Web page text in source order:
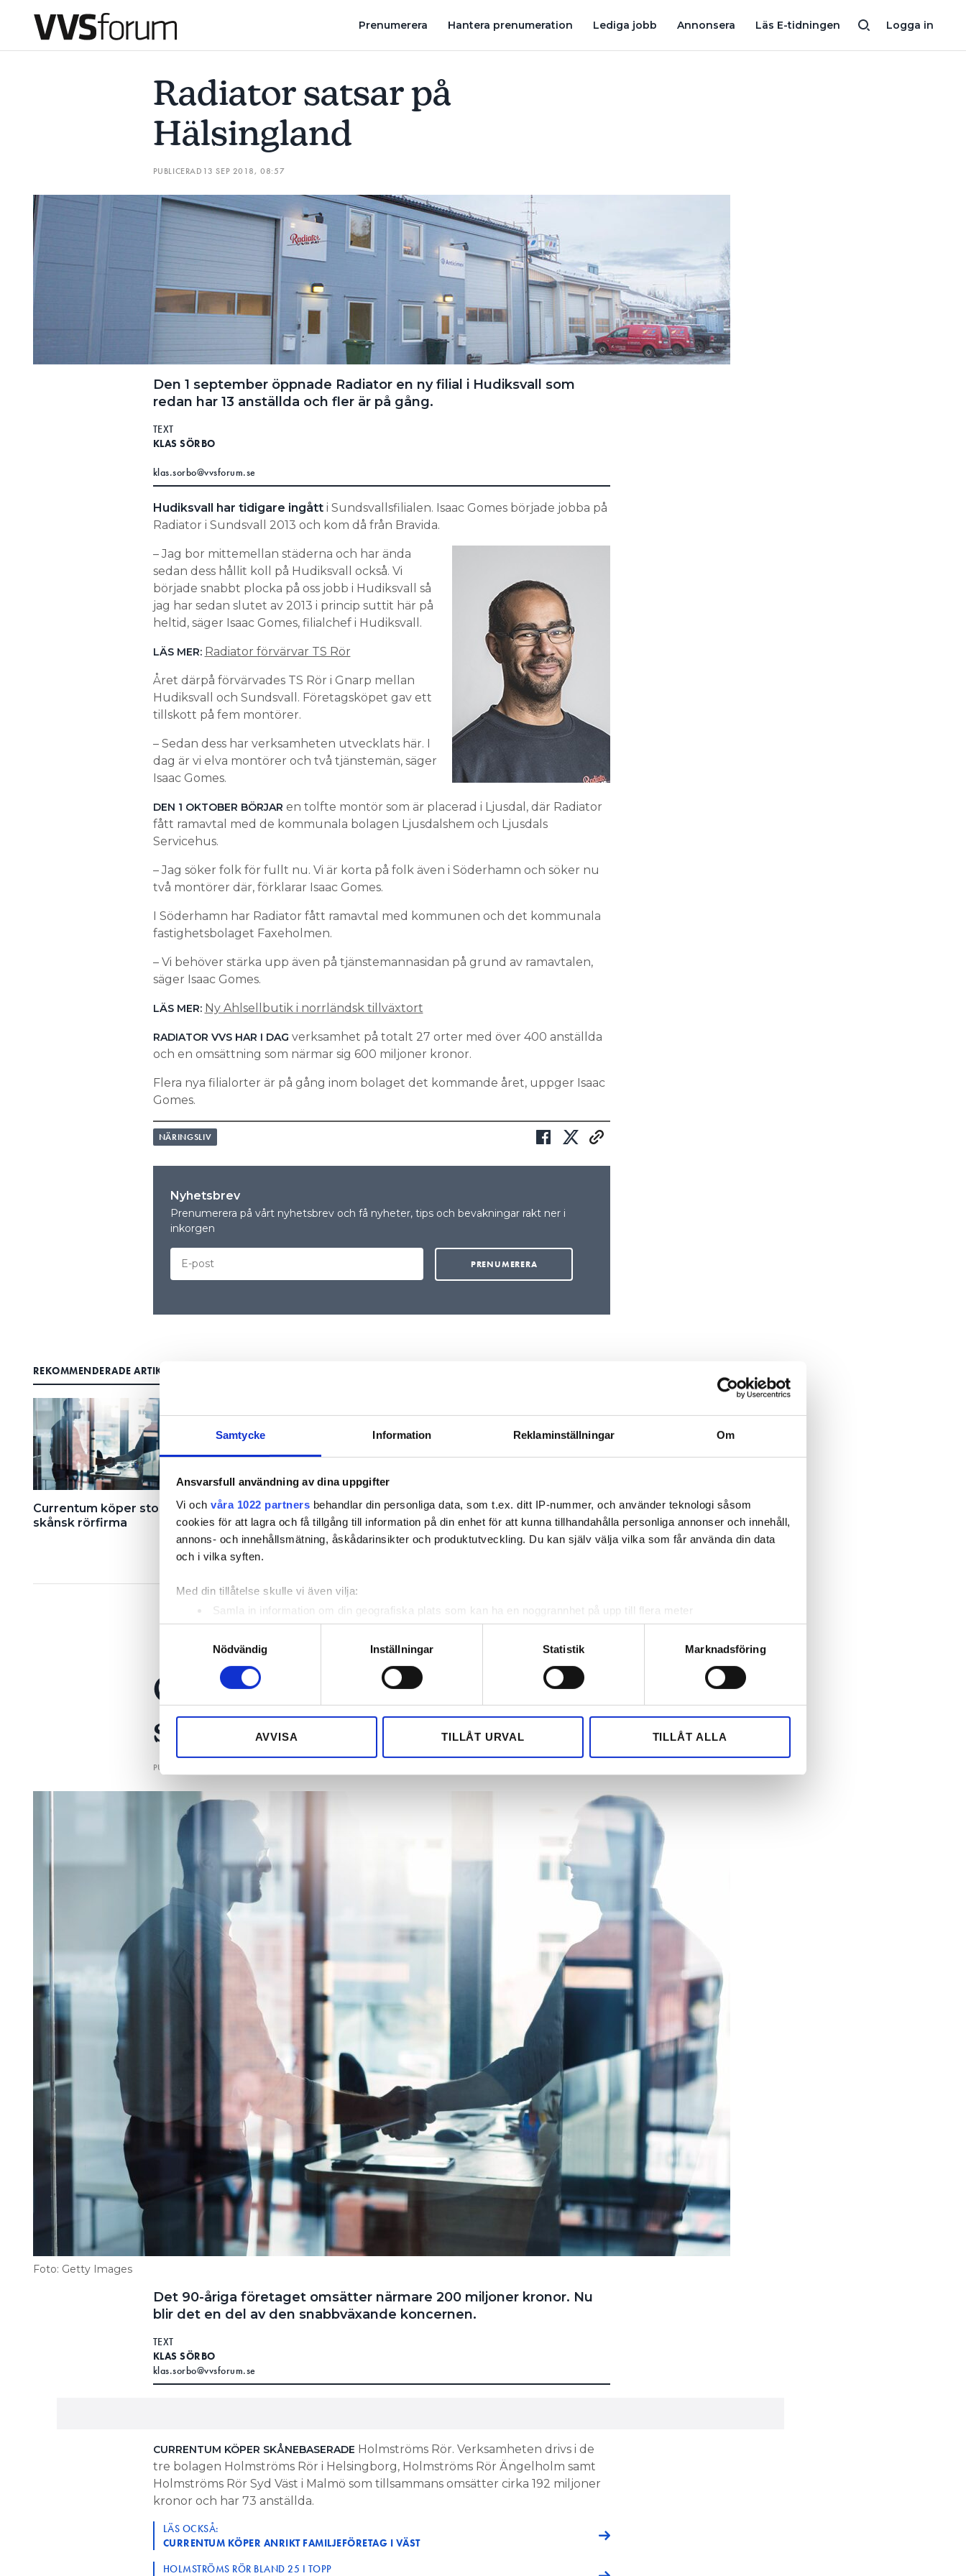
Samtycke Information Reklaminställningar Om
Ansvarsfull användning av dina uppgifter
Vi och våra 1022 partners behandlar din personliga data, som t.ex. ditt IP-nummer, och använder teknologi såsom
cookies för att lagra och få tillgång till information på din enhet för att kunna tillhandahålla personliga annonser och innehåll,
annons- och innehållsmätning, åskådarinsikter och produktutveckling. Du kan själv välja vilka som får använda din data
och i vilka syften.
Med din tillåtelse skulle vi även vilja:
Samla in information om din geografiska plats som kan ha en noggrannhet på upp till flera meter
Identifiera din enhet genom att aktivt skanna den för specifika kännetecken (fingeravtryck)
Ta reda på mer om hur dina personliga uppgifter behandlas och ställ in dina preferenser i
detaljsektionen. Du kan ändra
eller dra tillbaka ditt samtycke när som helst från cookie-förklaringen.
sociala medier och analysera vår trafik. Vi vidarebefordrar även sådana identifierare och annan information från din enhet
till de sociala medier och annons- och analysföretag som vi samarbetar med. Dessa kan i sin tur kombinera informationen
Nödvändig
Inställningar Statistik Marknadsföring
AVVISA TILLÅT URVAL TILLÅT ALLA
Logga in
Prenumerera Hantera prenumeration Lediga jobb Annonsera Läs E-tidningen
Prenumerera
Hantera prenumeration
Annonsera
Läs E-tidningen
Search for:
Radiator satsar på
Hälsingland
PUBLICERAD 13 SEP 2018, 08:57
Den 1 september öppnade Radiator en ny filial i Hudiksvall som
redan har 13 anställda och fler är på gång.
TEXT
KLAS SÖRBO
klas.sorbo@vvsforum.se
Hudiksvall har tidigare ingåtti Sundsvallsfilialen. Isaac Gomes började jobba på
Radiator i Sundsvall 2013 och kom då från Bravida.
– Jag bor mittemellan städerna och har ända
sedan dess hållit koll på Hudiksvall också. Vi
började snabbt plocka på oss jobb i Hudiksvall så
jag har sedan slutet av 2013 i princip suttit här på
heltid, säger Isaac Gomes, filialchef i Hudiksvall.
LÄS MER: Radiator förvärvar TS Rör
Året därpå förvärvades TS Rör i Gnarp mellan
Hudiksvall och Sundsvall. Företagsköpet gav ett
tillskott på fem montörer.
– Sedan dess har verksamheten utvecklats här. I
dag är vi elva montörer och två tjänstemän, säger
Isaac Gomes.
DEN 1 OKTOBER BÖRJAR en tolfte montör som är placerad i Ljusdal, där Radiator
fått ramavtal med de kommunala bolagen Ljusdalshem och Ljusdals
Servicehus.
– Jag söker folk för fullt nu. Vi är korta på folk även i Söderhamn och söker nu
två montörer där, förklarar Isaac Gomes.
I Söderhamn har Radiator fått ramavtal med kommunen och det kommunala
fastighetsbolaget Faxeholmen.
– Vi behöver stärka upp även på tjänstemannasidan på grund av ramavtalen,
säger Isaac Gomes.
LÄS MER: Ny Ahlsellbutik i norrländsk tillväxtort
RADIATOR VVS HAR I DAG verksamhet på totalt 27 orter med över 400 anställda
och en omsättning som närmar sig 600 miljoner kronor.
Flera nya filialorter är på gång inom bolaget det kommande året, uppger Isaac
Gomes.
NÄRINGSLIV
Nyhetsbrev
Prenumerera på vårt nyhetsbrev och få nyheter, tips och bevakningar rakt ner i
inkorgen
REKOMMENDERADE ARTIKLAR
Currentum köper stor
skånsk rörfirma
Rörläggarens tidigare vd
köper VS Gruppen Syd
Currentum tar över två
skånska VVS-bolag
Hjo Installation köper 55-
årig rörfirma i Stockholm
Uppstickaren Sparc
köper första VS-bolaget
i Stockholm
Currentum köper stor
skånsk rörfirma
PUBLICERAD
Foto: Getty Images
Det 90-åriga företaget omsätter närmare 200 miljoner kronor. Nu
blir det en del av den snabbväxande koncernen.
TEXT
KLAS SÖRBO
klas.sorbo@vvsforum.se
CURRENTUM KÖPER SKÅNEBASERADE Holmströms Rör. Verksamheten drivs i de
tre bolagen Holmströms Rör i Helsingborg, Holmströms Rör Ängelholm samt
Holmströms Rör Syd Väst i Malmö som tillsammans omsätter cirka 192 miljoner
kronor och har 73 anställda.
LÄS OCKSÅ:
CURRENTUM KÖPER ANRIKT FAMILJEFÖRETAG I VÄST
HOLMSTRÖMS RÖR BLAND 25 I TOPP
RADIATOR SATSAR PÅ HÄLSINGLAND CURRENTUM KÖPER STOR SKÅNSK RÖRFIRMA RÖRLÄGGARENS TIDIGARE VD KÖPER VS GRUPPEN SYD CURRENTUM TAR ÖVER TVÅ SKÅNSKA